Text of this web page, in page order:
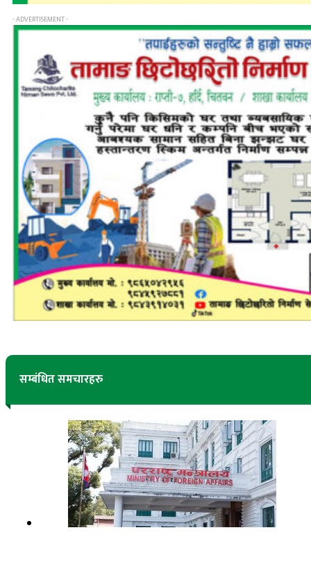
- ADVERTISEMENT -
सम्बंधित समचारहरु